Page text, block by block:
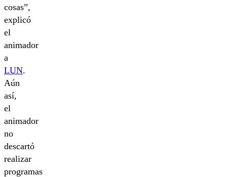
cosas”,
explicó
el
animador
a
LUN.
Aún
así,
el
animador
no
descartó
realizar
programas